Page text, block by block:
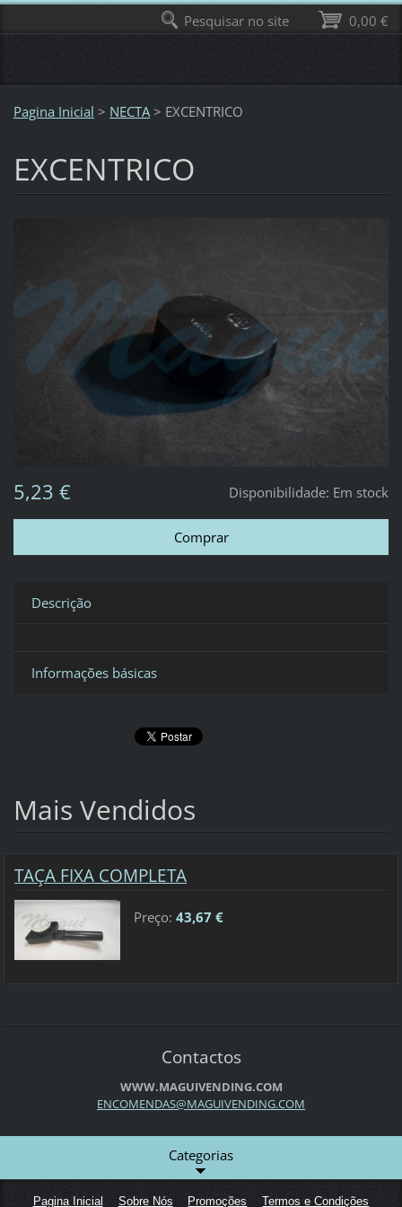
Pagina Inicial > NECTA > EXCENTRICO
EXCENTRICO
Disponibilidade: Em stock
5,23 €
Descrição
Informações básicas
Mais Vendidos
TAÇA FIXA COMPLETA
Preço: 43,67 €
Contactos
WWW.MAGUIVENDING.COM
ENCOMENDAS@MAGUIVENDING.COM
Categorias
Pagina Inicial Sobre Nós Promoções Termos e Condições
0,00 €
Pesquisar no site